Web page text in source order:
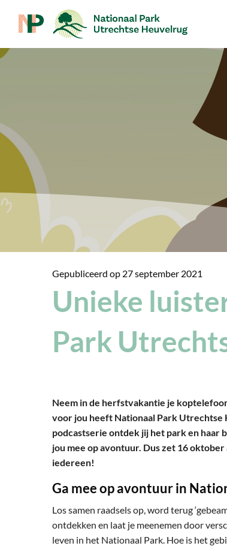
Gepubliceerd op 27 september 2021
Unieke
Park
Neem in de herfstvakantie je
voor jou heeft Nationaal Park Utrechtse
podcastserie ontdek jij het park en haar
jou mee op avontuur. Dus zet 16
iedereen!
Ga mee op avontuur in
Los samen raadsels op, word terug
ontdekken en laat je meenemen door
leven in het Nationaal Park. Hoe is het